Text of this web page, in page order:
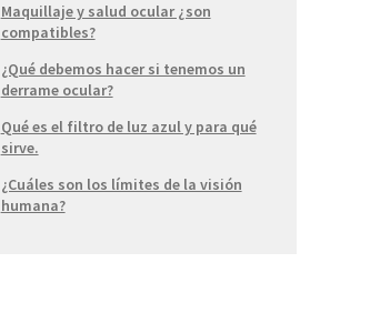
Maquillaje y salud ocular ¿son
compatibles?
¿Qué debemos hacer si tenemos un
derrame ocular?
Qué es el filtro de luz azul y para qué
sirve.
¿Cuáles son los límites de la visión
humana?